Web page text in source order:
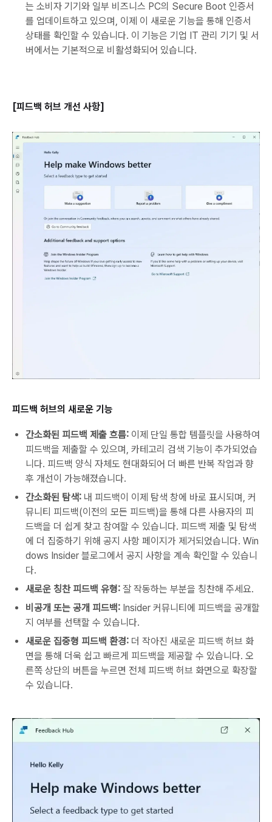
는 소비자 기기와 일부 비즈니스 PC의 Secure Boot 인증서
를 업데이트하고 있으며, 이제 이 새로운 기능을 통해 인증서
상태를 확인할 수 있습니다. 이 기능은 기업 IT 관리 기기 및 서
버에서는 기본적으로 비활성화되어 있습니다.
[피드백 허브 개선 사항]
피드백 허브의 새로운 기능
간소화된 피드백 제출 흐름: 이제 단일 통합 템플릿을 사용하여
피드백을 제출할 수 있으며, 카테고리 검색 기능이 추가되었습
니다. 피드백 양식 자체도 현대화되어 더 빠른 반복 작업과 향
후 개선이 가능해졌습니다.
간소화된 탐색: 내 피드백이 이제 탐색 창에 바로 표시되며, 커
뮤니티 피드백(이전의 모든 피드백)을 통해 다른 사용자의 피
드백을 더 쉽게 찾고 참여할 수 있습니다. 피드백 제출 및 탐색
에 더 집중하기 위해 공지 사항 페이지가 제거되었습니다. Win
dows Insider 블로그에서 공지 사항을 계속 확인할 수 있습니
다.
새로운 칭찬 피드백 유형: 잘 작동하는 부분을 칭찬해 주세요.
비공개 또는 공개 피드백: Insider 커뮤니티에 피드백을 공개할
지 여부를 선택할 수 있습니다.
새로운 집중형 피드백 환경: 더 작아진 새로운 피드백 허브 화
면을 통해 더욱 쉽고 빠르게 피드백을 제공할 수 있습니다. 오
른쪽 상단의 버튼을 누르면 전체 피드백 허브 화면으로 확장할
수 있습니다.